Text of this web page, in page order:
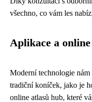
všechno, co vám les
Aplikace a
Moderní technologie nám
tradiční koníček, jako je
online atlasů hub, které